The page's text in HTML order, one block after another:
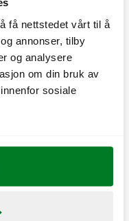
få nettstedet vårt til å
annonser, tilby
og analysere
om din bruk av
sosiale
og sesambrød.